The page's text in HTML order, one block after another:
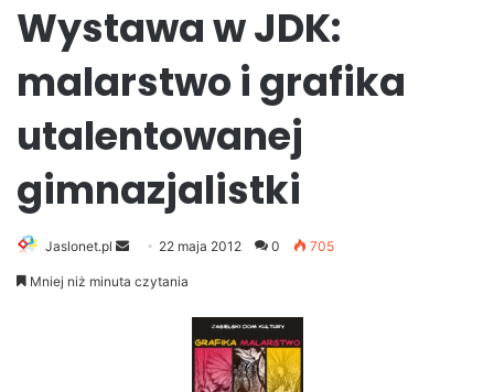
Wystawa w JDK:
malarstwo i grafika
utalentowanej
gimnazjalistki
Jaslonet.pl 22 maja 2012 0 705
Mniej niż minuta czytania